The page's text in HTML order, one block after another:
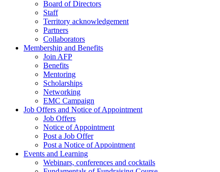
Board of Directors
Staff
Territory acknowledgement
Partners
Collaborators
Membership and Benefits
Join AFP
Benefits
Mentoring
Scholarships
Networking
EMC Campaign
Job Offers and Notice of Appointment
Job Offers
Notice of Appointment
Post a Job Offer
Post a Notice of Appointment
Events and Learning
Webinars, conferences and cocktails